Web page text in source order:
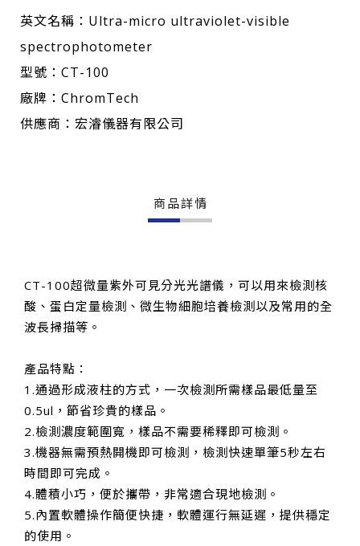
英文名稱：Ultra-micro ultraviolet-visible
spectrophotometer
型號：CT-100
廠牌：ChromTech
供應商：宏濬儀器有限公司
商品詳情
CT-100超微量紫外可見分光光譜儀，可以用來檢測核
酸、蛋白定量檢測、微生物細胞培養檢測以及常用的全
波長掃描等。
產品特點：
1.通過形成液柱的方式，一次檢測所需樣品最低量至
0.5ul，節省珍貴的樣品。
2.檢測濃度範圍寬，樣品不需要稀釋即可檢測。
3.機器無需預熱開機即可檢測，檢測快速單筆5秒左右
時間即可完成。
4.體積小巧，便於攜帶，非常適合現地檢測。
5.內置軟體操作簡便快捷，軟體運行無延遲，提供穩定
的使用。